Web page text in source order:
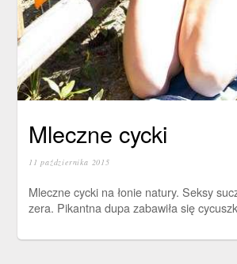
Mleczne cycki
11 października 2015
Mleczne cycki na łonie natury. Seksy
zera. Pikantna dupa zabawiła się